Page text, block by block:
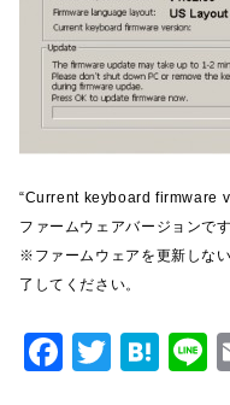
“Current keyboard firmware
ファームウェアバージョンです
※ファームウェアを更新しな
了してください。
F
T
H